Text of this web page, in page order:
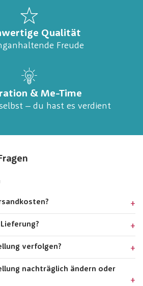
Qualität
Freude
& Me-Time
– du hast es verdient
verfolgen?
nachträglich ändern oder